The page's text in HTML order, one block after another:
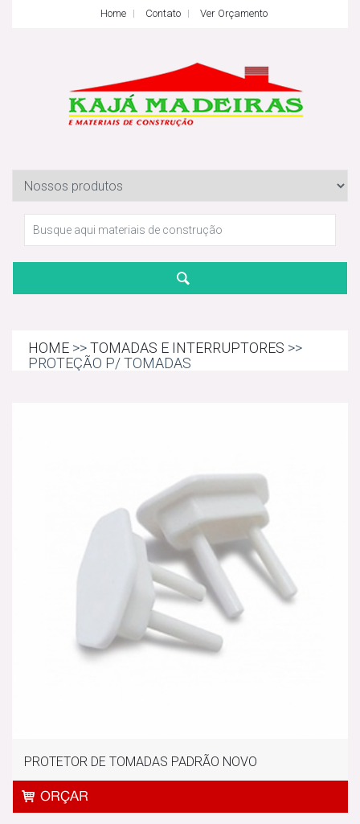
Home Contato Ver Orçamento
HOME >>TOMADAS E INTERRUPTORES >>
PROTEÇÃO P/ TOMADAS
PROTETOR DE TOMADAS PADRÃO NOVO